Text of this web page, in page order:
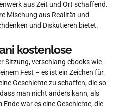
aus Zeit und Ort schaffend.
Mischung aus Realität und
und Diskutieren bietet.
kostenlose
Sitzung, verschlang ebooks wie
Fest – es ist ein Zeichen für
Geschichte zu schaffen, die so
man nicht anders kann, als
Ende war es eine Geschichte, die